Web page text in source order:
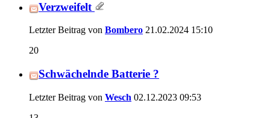
Verzweifelt
Letzter Beitrag von Bombero 21.02.2024 15:10
20
Schwächelnde Batterie ?
Letzter Beitrag von Wesch 02.12.2023 09:53